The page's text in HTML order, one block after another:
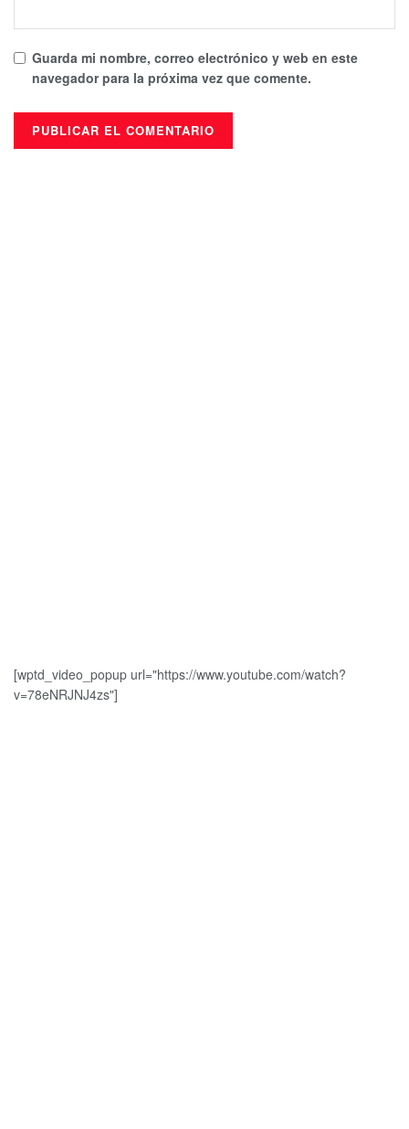
Guarda mi nombre, correo electrónico y web en este
navegador para la próxima vez que comente.
[wptd_video_popup url="https://www.youtube.com/watch?
v=78eNRJNJ4zs"]